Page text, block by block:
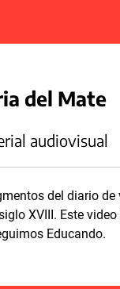
del Mate
audiovisual
del diario de
XVIII. Este
Educando.